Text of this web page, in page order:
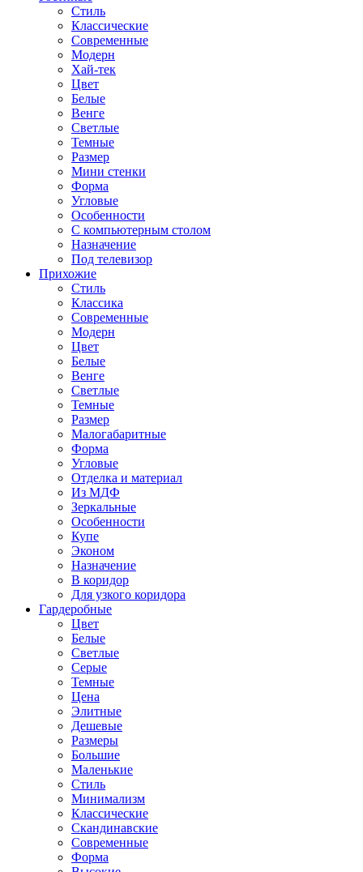
Стиль
Классические
Современные
Модерн
Хай-тек
Цвет
Белые
Венге
Светлые
Темные
Размер
Мини стенки
Форма
Угловые
Особенности
С компьютерным столом
Назначение
Под телевизор
Прихожие
Стиль
Классика
Современные
Модерн
Цвет
Белые
Венге
Светлые
Темные
Размер
Малогабаритные
Форма
Угловые
Отделка и материал
Из МДФ
Зеркальные
Особенности
Купе
Эконом
Назначение
В коридор
Для узкого коридора
Гардеробные
Цвет
Белые
Светлые
Серые
Темные
Цена
Элитные
Дешевые
Размеры
Большие
Маленькие
Стиль
Минимализм
Классические
Скандинавские
Современные
Форма